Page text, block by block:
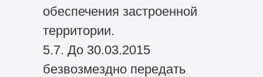
обеспечения застроенной
территории.
5.7. До 30.03.2015
безвозмездно передать